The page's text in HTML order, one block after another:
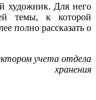
художник. Для него
темы, к которой
полно рассказать о
учета отдела
хранения